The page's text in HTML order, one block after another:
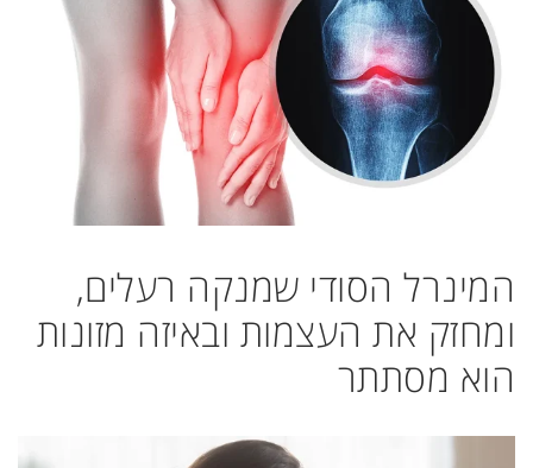
המינרל הסודי שמנקה רעלים,
ומחזק את העצמות ובאיזה מזונות
הוא מסתתר